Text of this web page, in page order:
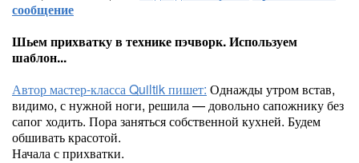
сообщение
Шьем прихватку в технике пэчворк. Используем
шаблон...
Автор мастер-класса Quiltik пишет: Однажды утром встав,
видимо, с нужной ноги, решила — довольно сапожнику без
сапог ходить. Пора заняться собственной кухней. Будем
обшивать красотой.
Начала с прихватки.